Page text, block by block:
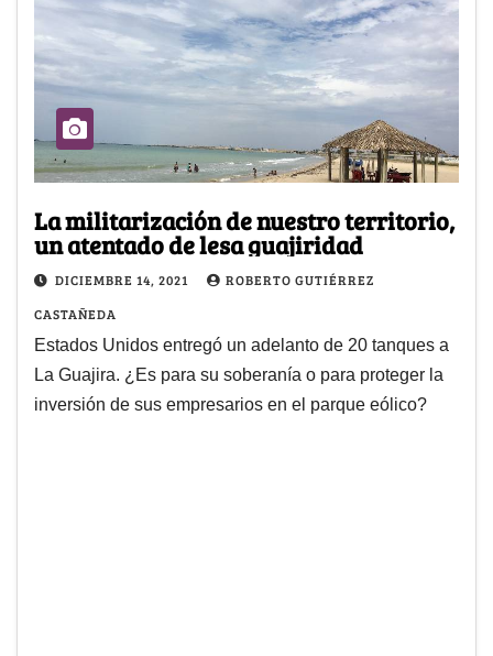
La militarización de nuestro territorio,
un atentado de lesa guajiridad
DICIEMBRE 14, 2021
ROBERTO GUTIÉRREZ
CASTAÑEDA
Estados Unidos entregó un adelanto de 20 tanques a
La Guajira. ¿Es para su soberanía o para proteger la
inversión de sus empresarios en el parque eólico?